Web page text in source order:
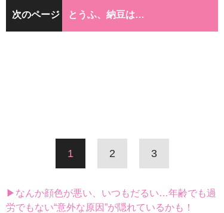
次のページ とうふ、納豆は…
1 2 3
▶なんか顔色が悪い、いつもだるい…年齢でも過
労でもない“意外な原因”が隠れているかも！